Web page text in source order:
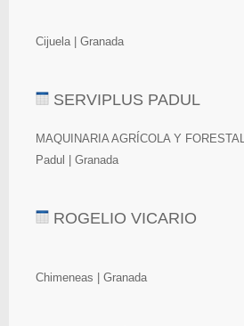
Cijuela | Granada
SERVIPLUS PADUL
MAQUINARIA AGRÍCOLA Y FORESTAL.
Padul | Granada
ROGELIO VICARIO
Chimeneas | Granada